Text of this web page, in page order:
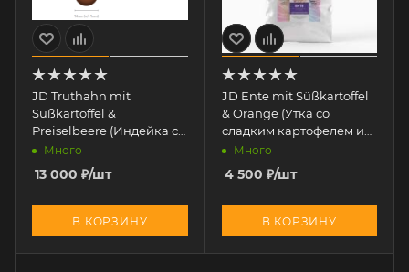
JD Truthahn mit
Süßkartoffel &
Preiselbeere (Индейка со
сладким картофелем и
клюквой) 12 кг
Много
13 000 ₽/шт
В КОРЗИНУ
JD Ente mit Süßkartoffel
& Orange (Утка со
сладким картофелем и
апельсином) 2 кг
Много
4 500 ₽/шт
В КОРЗИНУ